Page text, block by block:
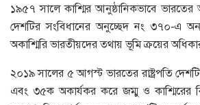
১৯৫৭ সালে কাশ্মির আনুষ্ঠানিকভাবে ভারতের
দেশটির সংবিধানের অনুচ্ছেদ নং ৩৭০-এ
অকাশ্মিরি ভারতীয়দের তথায় ভূমি ক্রয়ের
২০১৯ সালের ৫ আগস্ট ভারতের রাষ্ট্রপতি
এবং ৩৫ক অকার্যকর করে জম্মু ও কাশ্মিরের